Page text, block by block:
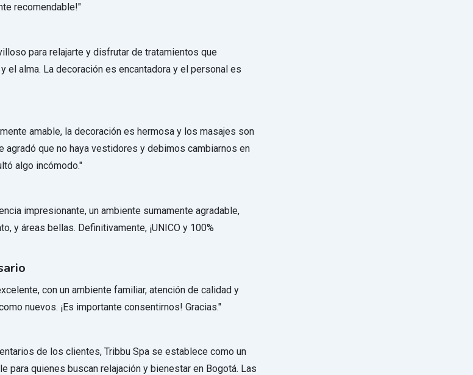
recomendable!"
para relajarte y disfrutar de tratamientos que
el alma. La decoración es encantadora y el personal es
amable, la decoración es hermosa y los masajes son
agradó que no haya vestidores y debimos cambiarnos en
algo incómodo."
impresionante, un ambiente sumamente agradable,
y áreas bellas. Definitivamente, ¡UNICO y 100%
con un ambiente familiar, atención de calidad y
nuevos. ¡Es importante consentirnos! Gracias."
de los clientes, Tribbu Spa se establece como un
para quienes buscan relajación y bienestar en Bogotá. Las